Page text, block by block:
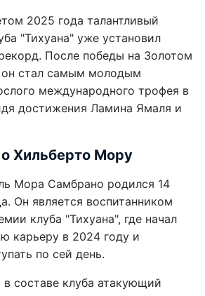
2025 года талантливый
"Тихуана" уже установил
После победы на Золотом
стал самым молодым
международного трофея в
достижения Ламина Ямаля и
Хильберто Мору
Мора Самбрано родился 14
Он является воспитанником
клуба "Тихуана", где начал
карьеру в 2024 году и
по сей день.
составе клуба атакующий